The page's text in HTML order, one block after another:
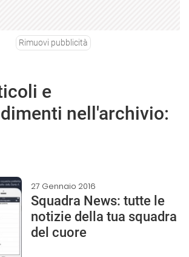
Rimuovi pubblicità
e
nell'archivio:
27 Gennaio 2016
Squadra News: tutte le
notizie della tua squadra
del cuore